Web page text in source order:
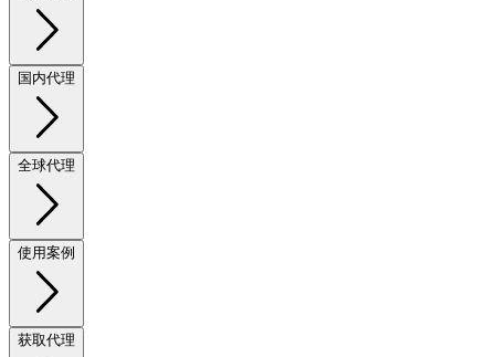
国内代理
全球代理
使用案例
获取代理